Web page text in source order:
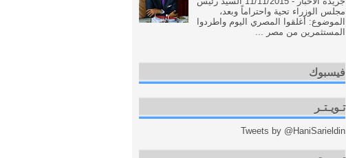
مجلس الوزراء تحية واحتراماً وبعد،
الموضوع: أغلقوا المصري اليوم واطردوا
المستثمرين من مصر ...
فيسبوك
تـويـتـر
Tweets by @HaniSarieldin